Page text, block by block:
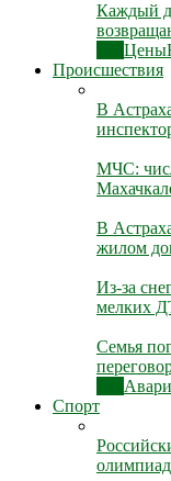
Каждый
Цены
Происшествия
В
МЧС:
В
жилом
Из-за
мелких
Семья
Спорт